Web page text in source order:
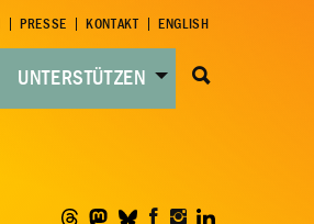
PRESSE KONTAKT ENGLISH
UNTERSTÜTZEN